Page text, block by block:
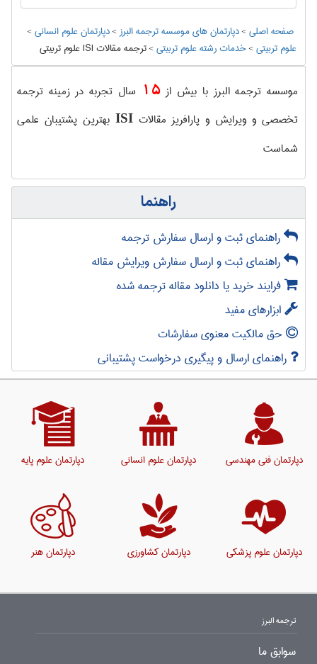
صفحه اصلی>دپارتمان های موسسه ترجمه البرز>دپارتمان علوم انسانی>
علوم تربيتی>خدمات رشته علوم تربيتی>ترجمه مقالات ISI علوم تربیتی
موسسه ترجمه البرز با بیش از15 سال تجربه در زمینه ترجمه
تخصصی و ویرایش و پارافریز مقالاتISI بهترین پشتیبان علمی
شماست
راهنما
راهنمای ثبت و ارسال سفارش ترجمه
راهنمای ثبت و ارسال سفارش ویرایش مقاله
فرایند خرید یا دانلود مقاله ترجمه شده
ابزارهای مفید
حق مالکیت معنوی سفارشات
راهنمای ارسال و پیگیری درخواست پشتیبانی
دپارتمان فنی مهندسی دپارتمان علوم انسانی دپارتمان علوم پایه
دپارتمان علوم پزشکی دپارتمان کشاورزی دپارتمان هنر
ترجمه البرز
سوابق ما